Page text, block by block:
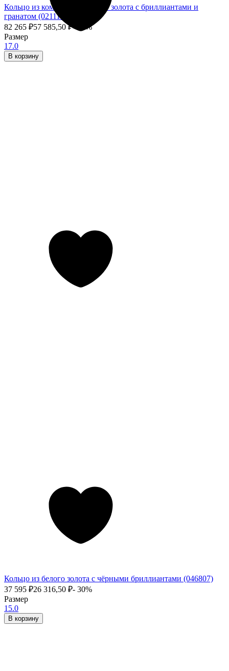
Кольцо из комбинированного золота с бриллиантами и
гранатом (021110)
82 265 ₽57 585,50₽- 30%
Размер
17.0
В корзину
Кольцо из белого золота с чёрными бриллиантами (046807)
37 595 ₽26 316,50 ₽- 30%
Размер
15.0
В корзину